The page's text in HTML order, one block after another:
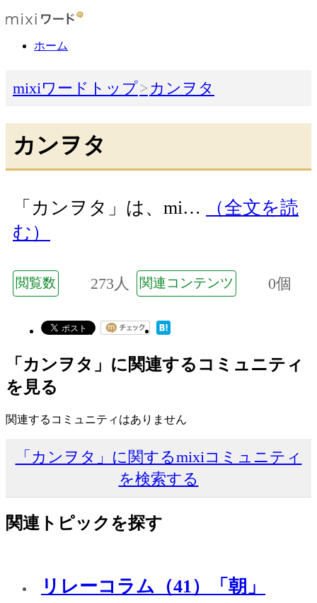
ホーム
mixiワードトップ カンヲタ
カンヲタ
「カンヲタ」は、mi…
（全文を読
む）
閲覧数 273人 関連コンテンツ 0個
「カンヲタ」に関連するコミュニティ
を見る
関連するコミュニティはありません
「カンヲタ」に関するmixiコミュニティ
を検索する
関連トピックを探す
リレーコラム（41）「朝」